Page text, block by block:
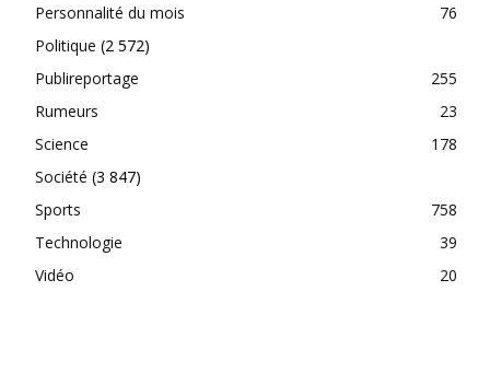
Personnalité du mois
76
Politique (2 572)
Publireportage
255
Rumeurs
23
Science
178
Société (3 847)
Sports
758
Technologie
39
Vidéo
20